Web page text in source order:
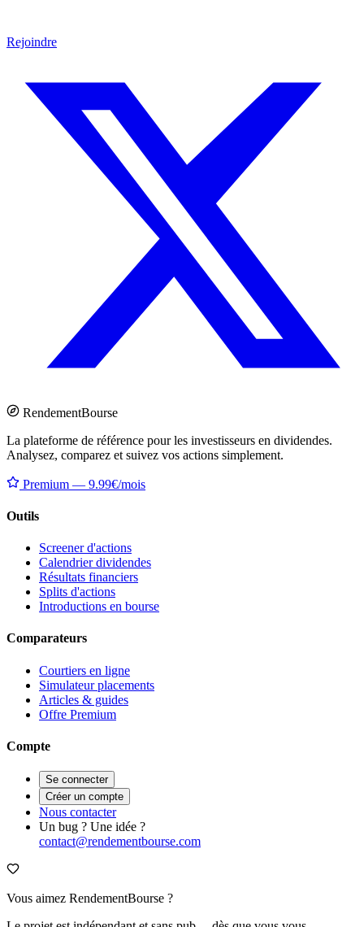
Rejoindre
RendementBourse
La plateforme de référence pour les investisseurs en dividendes.
Analysez, comparez et suivez vos actions simplement.
Premium — 9.99€/mois
Outils
Screener d'actions
Calendrier dividendes
Résultats financiers
Splits d'actions
Introductions en bourse
Comparateurs
Courtiers en ligne
Simulateur placements
Articles & guides
Offre Premium
Compte
Se connecter
Créer un compte
Nous contacter
Un bug ? Une idée ?
contact@rendementbourse.com
Vous aimez RendementBourse ?